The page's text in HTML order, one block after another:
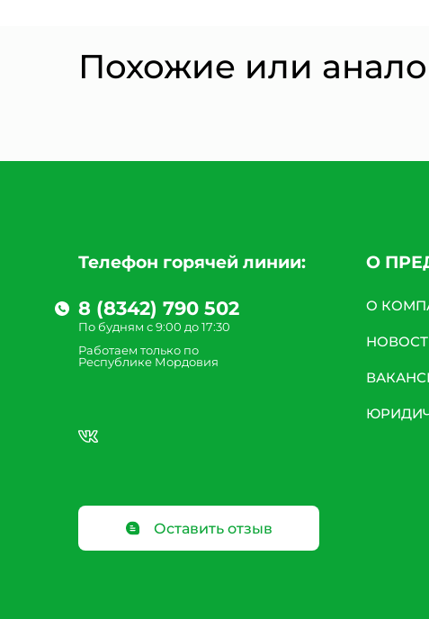
Похожие или
Телефон горячей линии:
8 (8342) 790 502
По будням с 9:00 до 17:30
Работаем только по
Республике Мордовия
Оставить отзыв
О
О